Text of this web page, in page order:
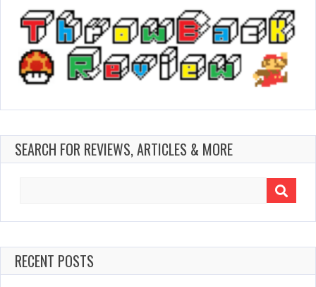
SEARCH FOR REVIEWS, ARTICLES & MORE
RECENT POSTS